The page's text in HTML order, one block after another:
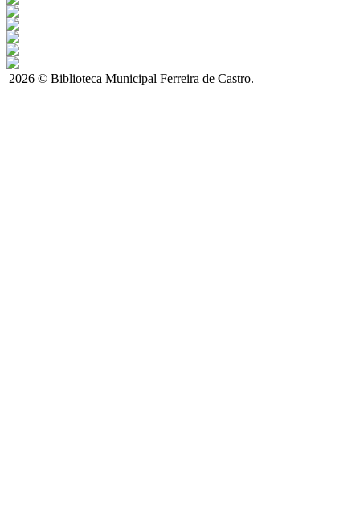
2026 © Biblioteca Municipal Ferreira de Castro.